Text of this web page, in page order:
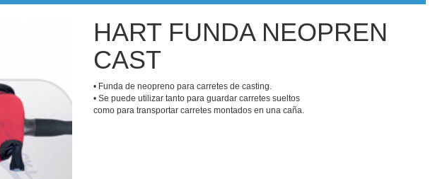
HART FUNDA NEOPREN
CAST
• Funda de neopreno para carretes de casting.
• Se puede utilizar tanto para guardar carretes sueltos
como para transportar carretes montados en una caña.